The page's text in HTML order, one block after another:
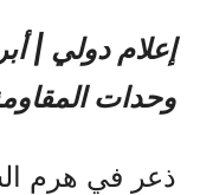
وحدات
ذعر في هرم